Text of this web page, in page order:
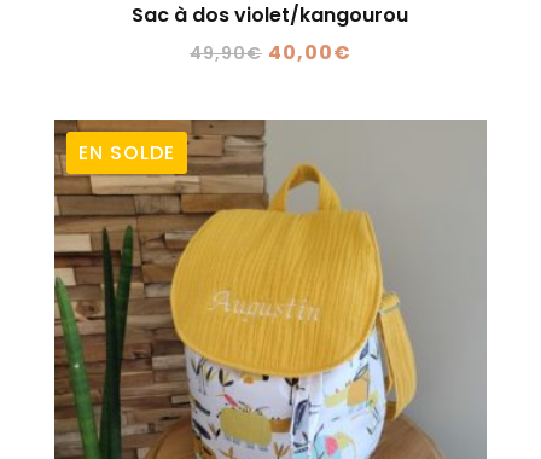
Sac à dos violet/kangourou
49,90€ Le
initial
était :
49,90€.
40,00€
actuel
EN SOLDE